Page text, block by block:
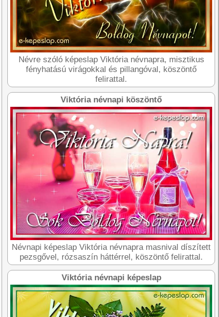
Névre szóló képeslap Viktória névnapra, misztikus
fényhatású virágokkal és pillangóval, köszöntő
felirattal.
Viktória névnapi köszöntő
Névnapi képeslap Viktória névnapra masnival díszített
pezsgővel, rózsaszín háttérrel, köszöntő felirattal.
Viktória névnapi képeslap